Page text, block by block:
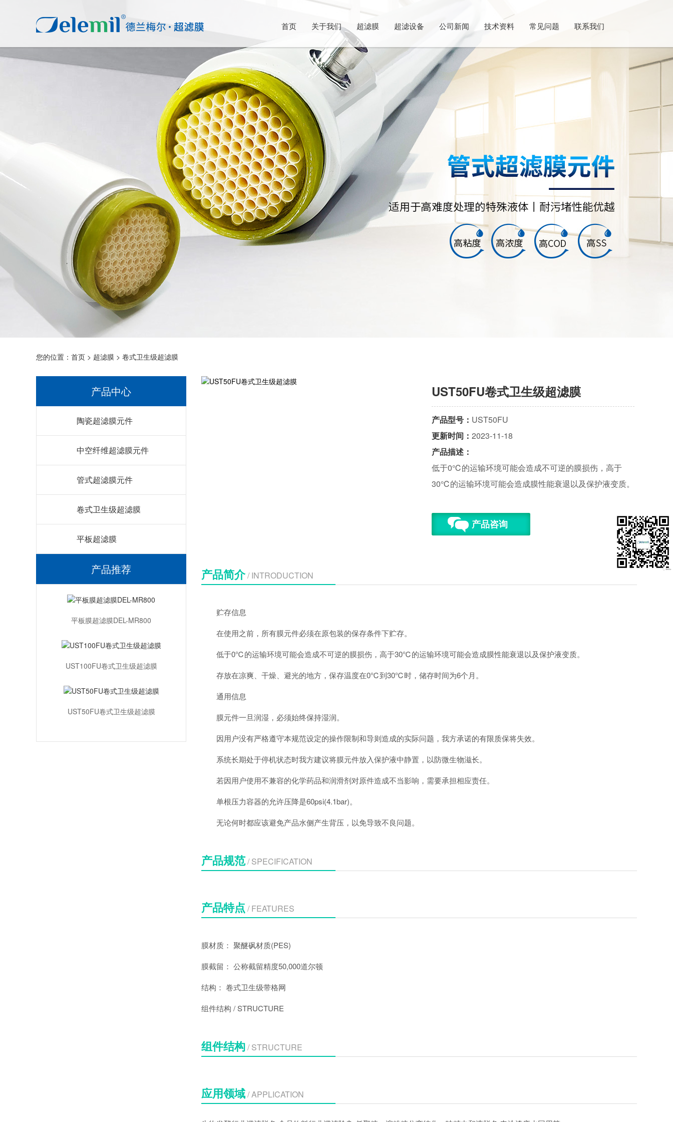
首页 关于我们 超滤膜 超滤设备 公司新闻 技术资料 常见问题 联系我们
您的位置： 首页 > 超滤膜 > 卷式卫生级超滤膜
产品中心
陶瓷超滤膜元件
中空纤维超滤膜元件
管式超滤膜元件
卷式卫生级超滤膜
平板超滤膜
产品推荐
平板膜超滤膜DEL-MR800
UST100FU卷式卫生级超滤膜
UST50FU卷式卫生级超滤膜
UST50FU卷式卫生级超滤膜
产品型号： UST50FU
更新时间： 2023-11-18
产品描述：
低于0℃的运输环境可能会造成不可逆的膜损伤，高于
30℃的运输环境可能会造成膜性能衰退以及保护液变质。
产品咨询
产品简介/ INTRODUCTION
贮存信息
在使用之前，所有膜元件必须在原包装的保存条件下贮存。
低于0℃的运输环境可能会造成不可逆的膜损伤，高于30℃的运输环境可能会造成膜性能衰退以及保护液变质。
存放在凉爽、干燥、避光的地方，保存温度在0℃到30℃时，储存时间为6个月。
通用信息
膜元件一旦润湿，必须始终保持湿润。
因用户没有严格遵守本规范设定的操作限制和导则造成的实际问题，我方承诺的有限质保将失效。
系统长期处于停机状态时我方建议将膜元件放入保护液中静置，以防微生物滋长。
若因用户使用不兼容的化学药品和润滑剂对原件造成不当影响，需要承担相应责任。
单根压力容器的允许压降是60psi(4.1bar)。
无论何时都应该避免产品水侧产生背压，以免导致不良问题。
产品规范/ SPECIFICATION
产品特点 / FEATURES
膜材质： 聚醚砜材质(PES)
膜截留： 公称截留精度50,000道尔顿
结构： 卷式卫生级带格网
组件结构 / STRUCTURE
组件结构/ STRUCTURE
应用领域/ APPLICATION